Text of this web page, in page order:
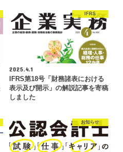
IFRS
2025.4.1
IFRS第18号「財務諸表における
表示及び開示」の解説記事を寄稿
しました
お知らせ